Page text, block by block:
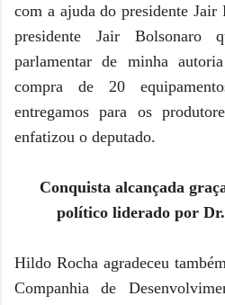
com a ajuda do presidente Jair
presidente Jair Bolsonaro
parlamentar de minha
compra de 20
entregamos para os
enfatizou o deputado.
Conquista alcançada
político liderado por
Hildo Rocha agradeceu
Companhia de